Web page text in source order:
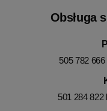
Obsługa
505 782 666
501 284 822